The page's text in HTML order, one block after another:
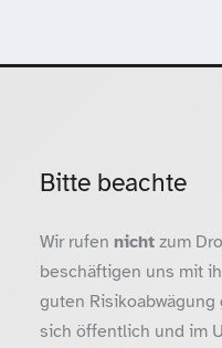
Bitte beachte
Wir rufen nichtzum
beschäftigen uns mit
guten
sich öffentlich und im